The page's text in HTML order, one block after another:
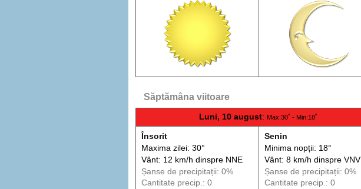
Săptămâna viitoare
Luni, 10 august: Max:30˚ - Min:18˚
Însorit
Maxima zilei: 30°
Vânt: 12 km/h dinspreNNE
Șanse de precipitații: 0%
Cantitate precip.: 0
Senin
Minima nopții: 18°
Vânt: 8 km/h dinspreVNV
Șanse de precipitații: 0%
Cantitate precip.: 0